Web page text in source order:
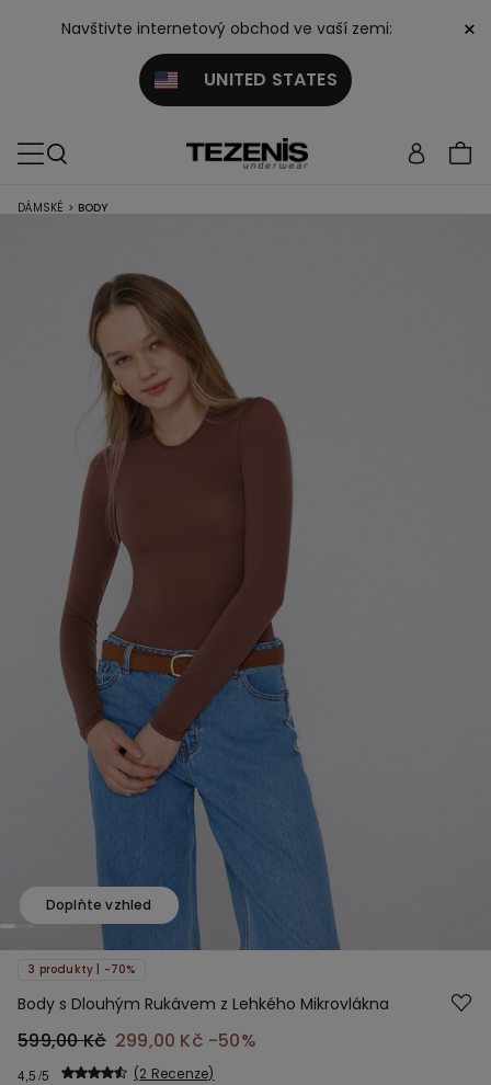
Navštivte internetový obchod ve vaší zemi:
UNITED STATES
×
DÁMSKÉ > BODY
Doplňte vzhled
3 produkty | -70%
Body s Dlouhým Rukávem z Lehkého Mikrovlákna
599,00 Kč 299,00 Kč -50%
4,5 2 Recenze